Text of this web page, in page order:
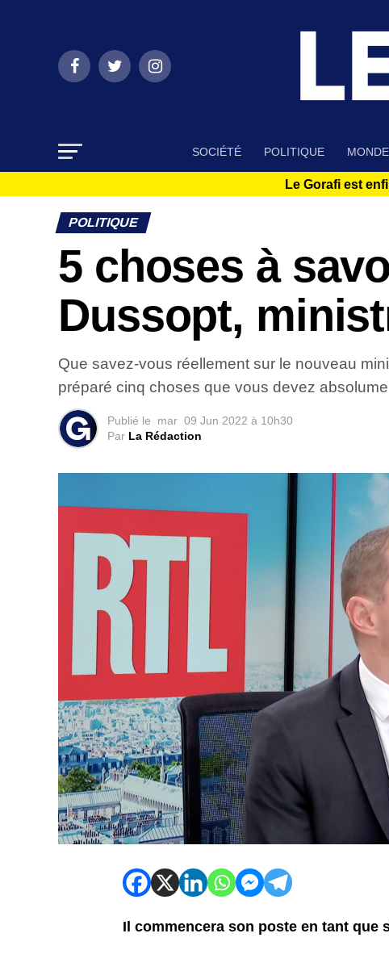
SOCIÉTÉ POLITIQUE
Le Gorafi est
POLITIQUE
5 choses à
Dussopt,
Que savez-vous réellement sur le nouveau
préparé cinq choses que vous devez
Publié le mar 09 Jun 2022 à 10h30
Par La Rédaction
Il commencera son poste en tant que